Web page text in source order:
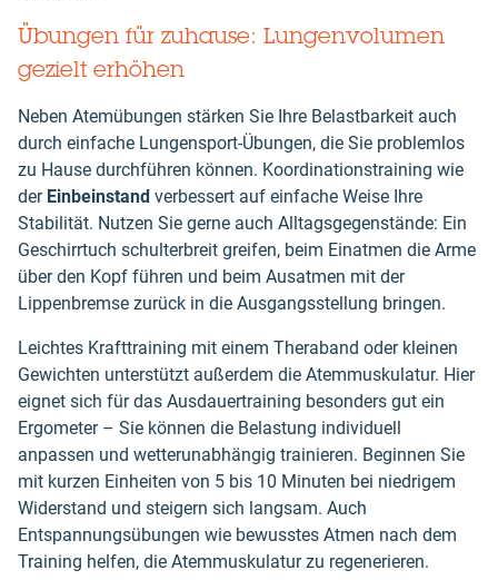
Übungen für zuhause: Lungenvolumen
gezielt erhöhen
Neben Atemübungen stärken Sie Ihre Belastbarkeit auch
durch einfache Lungensport-Übungen, die Sie problemlos
zu Hause durchführen können. Koordinationstraining wie
der Einbeinstand verbessert auf einfache Weise Ihre
Stabilität. Nutzen Sie gerne auch Alltagsgegenstände: Ein
Geschirrtuch schulterbreit greifen, beim Einatmen die Arme
über den Kopf führen und beim Ausatmen mit der
Lippenbremse zurück in die Ausgangsstellung bringen.
Leichtes Krafttraining mit einem Theraband oder kleinen
Gewichten unterstützt außerdem die Atemmuskulatur. Hier
eignet sich für das Ausdauertraining besonders gut ein
Ergometer – Sie können die Belastung individuell
anpassen und wetterunabhängig trainieren. Beginnen Sie
mit kurzen Einheiten von 5 bis 10 Minuten bei niedrigem
Widerstand und steigern sich langsam. Auch
Entspannungsübungen wie bewusstes Atmen nach dem
Training helfen, die Atemmuskulatur zu regenerieren.